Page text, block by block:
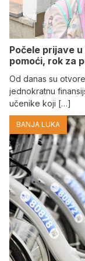
Počele prijave
pomoći, rok za
Od danas su
jednokratnu
učenike koji […]
BANJA LUKA